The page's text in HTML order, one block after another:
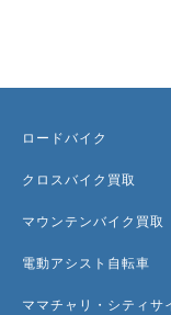
ロードバイク
クロスバイク買取
マウンテンバイク買取
電動アシスト自転車
ママチャリ・シティサ